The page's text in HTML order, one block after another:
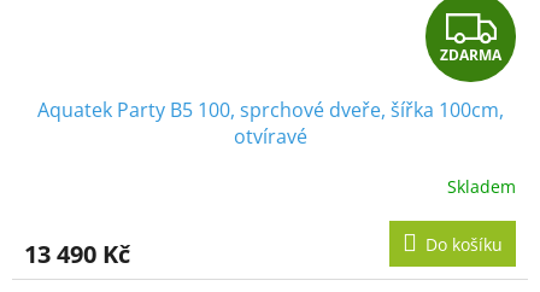
Z
D
A
R
M
A
ZDARMA
Aquatek Party B5 100, sprchové dveře, šířka 100cm,
otvíravé
Skladem
13 490 Kč Do košíku